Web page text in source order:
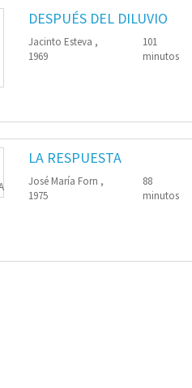
DESPUÉS DEL DILUVIO
Jacinto Esteva ,
1969
101
minutos
LA RESPUESTA
José María Forn ,
1975
88
minutos